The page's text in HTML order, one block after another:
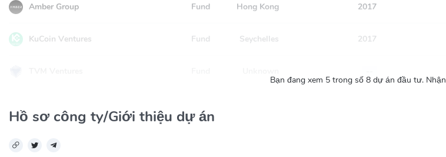
Bạn đang xem 5 trong số 8 dự án đầu tư. Nhận
Amber Group Fund Hong Kong 2017
KuCoin Ventures Fund Seychelles 2017
Hồ sơ công ty/Giới thiệu dự án